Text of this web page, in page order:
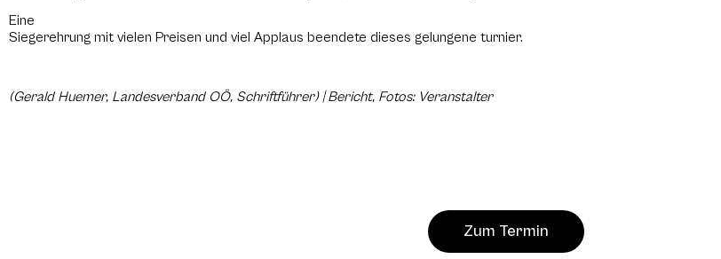
Eine
Siegerehrung mit vielen Preisen und viel Applaus beendete dieses gelungene turnier.
(Gerald Huemer, Landesverband OÖ, Schriftführer) | Bericht, Fotos: Veranstalter
Zum Termin